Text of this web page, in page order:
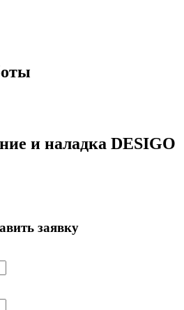
и наладка DESIGO
заявку